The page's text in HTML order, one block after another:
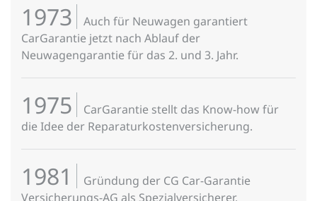
1973
Auch für Neuwagen garantiert
CarGarantie jetzt nach Ablauf der
Neuwagengarantie für das 2. und 3. Jahr.
1975
CarGarantie stellt das Know-how für
die Idee der Reparaturkostenversicherung.
1981
Gründung der CG Car-Garantie
Versicherungs-AG als Spezialversicherer.